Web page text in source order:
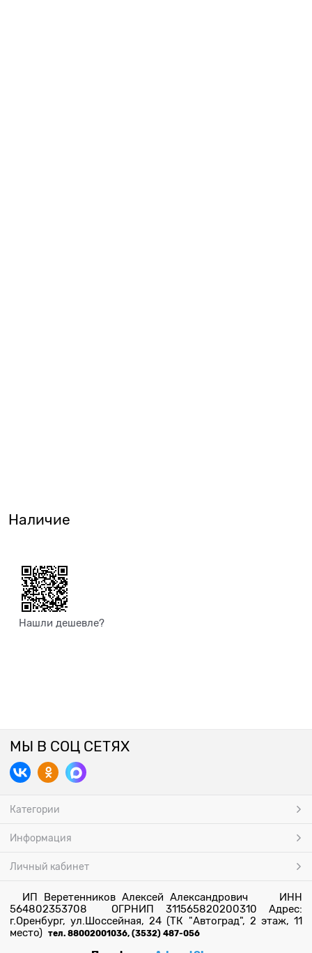
Наличие
Нашли дешевле?
МЫ В СОЦ СЕТЯХ
Категории
Информация
Личный кабинет
ИП Веретенников Алексей Александрович ИНН
564802353708 ОГРНИП 311565820200310 Адрес:
г.Оренбург, ул.Шоссейная, 24 (ТК "Автоград", 2 этаж, 11
место) тел. 88002001036, (3532) 487-056